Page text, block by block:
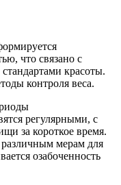
что связано с
красоты.
контроля веса.
регулярными, с
за короткое время.
различным мерам для
озабоченность